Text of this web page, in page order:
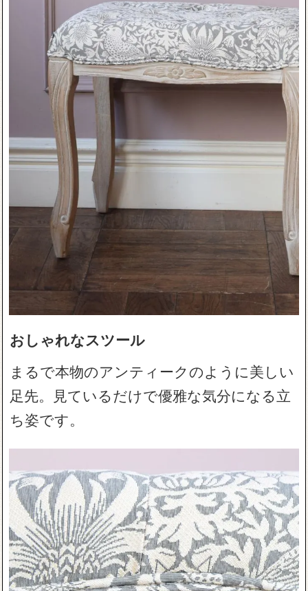
おしゃれなスツール
まるで本物のアンティークのように美しい
足先。見ているだけで優雅な気分になる立
ち姿です。